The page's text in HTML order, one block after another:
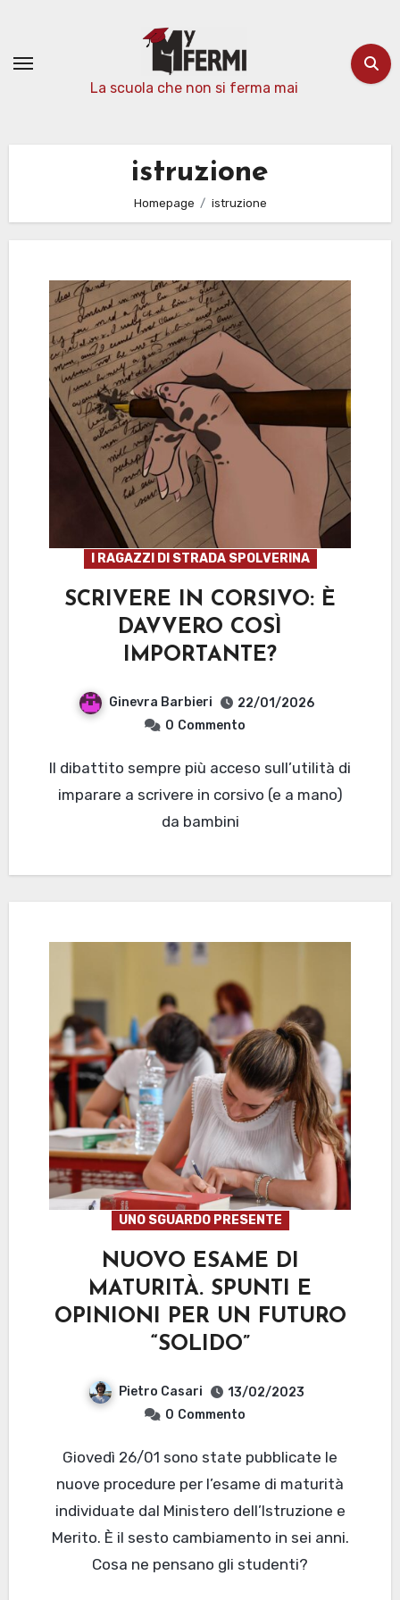
contenuto
La scuola che non si ferma mai
istruzione
Homepage istruzione
I RAGAZZI DI STRADA SPOLVERINA
SCRIVERE IN CORSIVO: È
DAVVERO COSÌ
IMPORTANTE?
Ginevra Barbieri
22/01/2026
0 Commento
Il dibattito sempre più acceso sull’utilità di
imparare a scrivere in corsivo (e a mano)
da bambini
UNO SGUARDO PRESENTE
NUOVO ESAME DI
MATURITÀ. SPUNTI E
OPINIONI PER UN FUTURO
“SOLIDO”
Pietro Casari
13/02/2023
0 Commento
Giovedì 26/01 sono state pubblicate le
nuove procedure per l’esame di maturità
individuate dal Ministero dell’Istruzione e
Merito. È il sesto cambiamento in sei anni.
Cosa ne pensano gli studenti?